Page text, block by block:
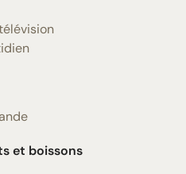
et boissons